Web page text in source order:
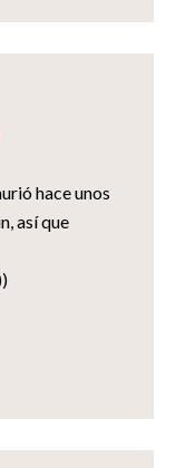
hace unos
así que